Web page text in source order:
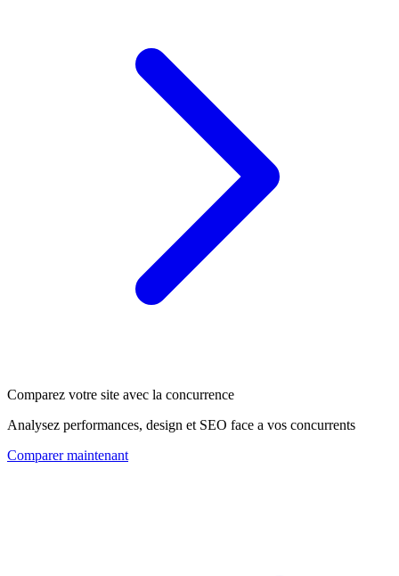
Comparez votre site avec la concurrence
Analysez performances, design et SEO face a vos concurrents
Comparer maintenant